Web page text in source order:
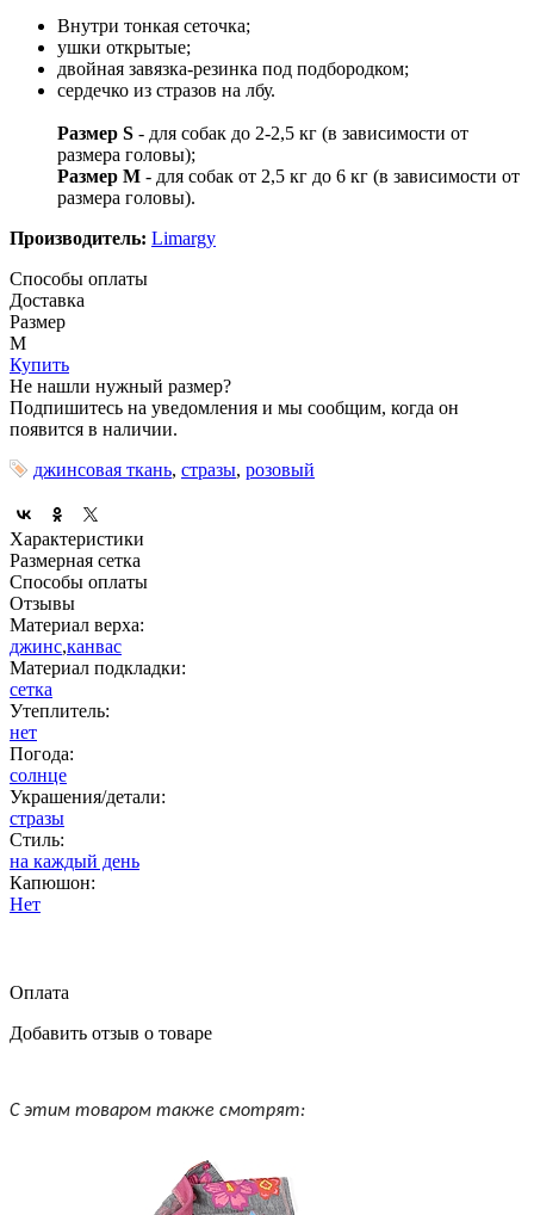
Внутри тонкая сеточка;
ушки открытые;
двойная завязка-резинка под подбородком;
сердечко из стразов на лбу.
Размер S - для собак до 2-2,5 кг (в зависимости от
размера головы);
Размер M - для собак от 2,5 кг до 6 кг (в зависимости от
размера головы).
Производитель: Limargy
Способы оплаты
Доставка
Размер
M
Купить
Не нашли нужный размер?
Подпишитесь на уведомления и мы сообщим, когда он
появится в наличии.
джинсовая ткань, стразы, розовый
Характеристики
Размерная сетка
Способы оплаты
Отзывы
Материал верха:
джинс,канвас
Материал подкладки:
сетка
Утеплитель:
нет
Погода:
солнце
Украшения/детали:
стразы
Стиль:
на каждый день
Капюшон:
Нет
Оплата
Добавить отзыв о товаре
С этим товаром также смотрят: